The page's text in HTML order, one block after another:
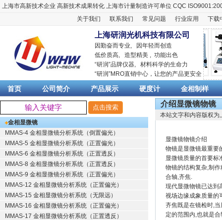
上海市高新技术企业 高新技术成果转化 上海市计量制造许可单位 CQC
关于我们
联系我们 常见问题 行业应用 下载
上海研润光机科技有限公司
因勤奋而专业, 因年轻而创造
低价质高, 造型精美 , 功能出色
“研润”品牌仪器, 材料科学的生命力
“研润”MRO直销中心，让您的产品更安全
首页 公司简介 产品展示 硬度计 金相制样
金相显微镜
MMAS-4 金相显微镜分析系统（倒置偏光）
MMAS-5 金相显微镜分析系统（正置偏光）
MMAS-6 金相显微镜分析系统（正置透反）
MMAS-8 金相显微镜分析系统（正置透反）
MMAS-9 金相显微镜分析系统（正置偏光）
MMAS-12 金相显微镜分析系统（正置偏光）
MMAS-15 金相显微镜分析系统（无限远）
MMAS-16 金相显微镜分析系统（正置偏光）
MMAS-17 金相显微镜分析系统（正置透反）
介绍显微镜物镜
本站文字和内容版权为
显微镜物镜介绍
物镜是显微镜最重要
显微镜质量的首要标
物镜的结构复杂,制
合轴,齐焦.
现代显微物镜已达到
视场边缘成象质量的
齐焦既是在镜检时,
定的范围内,也就是